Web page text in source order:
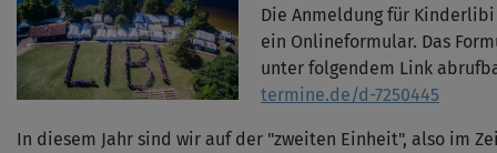
Die Anmeldung für
ein Onlineformular. Das
unter folgendem Link
termine.de/d-7250445
In diesem Jahr sind wir auf der "zweiten Einheit", also im